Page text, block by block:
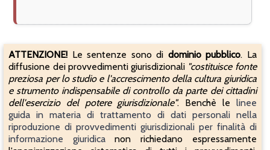
ATTENZIONE! Le sentenze sono di dominio pubblico. La
diffusione dei provvedimenti giurisdizionali "costituisce fonte
preziosa per lo studio e l'accrescimento della cultura giuridica
e strumento indispensabile di controllo da parte dei cittadini
dell'esercizio del potere giurisdizionale". Benchè le linee
guida in materia di trattamento di dati personali nella
riproduzione di provvedimenti giurisdizionali per finalità di
informazione giuridicanon richiedano espressamente